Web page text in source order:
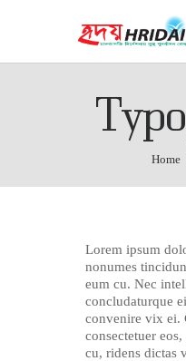
Home
Healing
ADMISSIONS
LOCATION
CONTACT US
Lorem ipsum
nonumes
eum cu. Nec
concludaturque
convenire vix ei.
consectetuer
cu, ridens dictas